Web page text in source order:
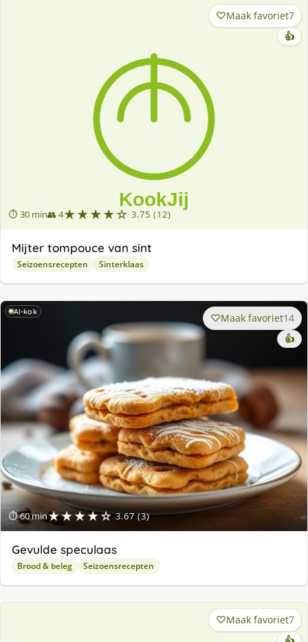
⏱ 30 min👥 4★★★★☆ 3.75 (12)
Maak favoriet7
👍
Mijter tompouce van sint
Seizoensrecepten Sinterklaas
AI-kok
⏱ 60 min★★★★☆ 3.67 (3)
Maak favoriet14
👍
Gevulde speculaas
Brood & beleg Seizoensrecepten
Maak favoriet7